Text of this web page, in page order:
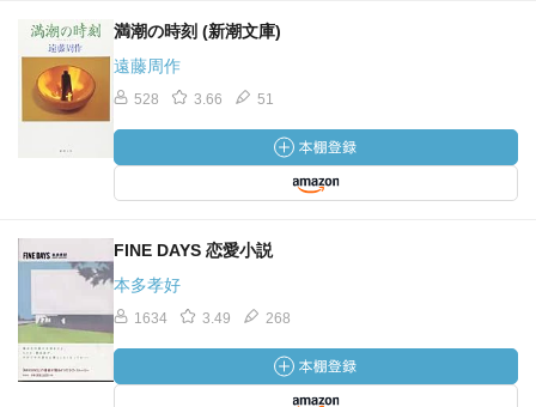
満潮の時刻 (新潮文庫)
遠藤周作
528 3.66 51
FINE DAYS 恋愛小説
本多孝好
1634 3.49 268